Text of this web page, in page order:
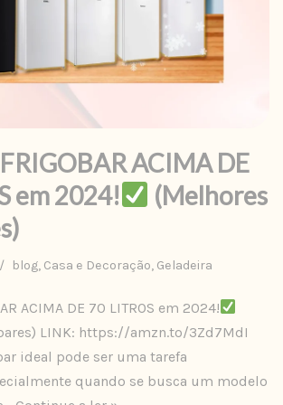
ACIMA DE
em 2024!
(Melhores
blog, Casa e Decoração, Geladeira
ACIMA DE 70 LITROS em 2024!
LINK: https://amzn.to/3Zd7MdI
ideal pode ser uma tarefa
quando se busca um modelo